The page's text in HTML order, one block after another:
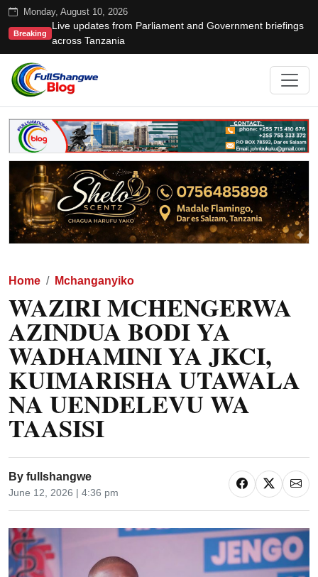
Monday, August 10, 2026
Breaking
Live updates from Parliament and Government briefings
across Tanzania
Home Mchanganyiko
WAZIRI MCHENGERWA
AZINDUA BODI YA
WADHAMINI YA JKCI,
KUIMARISHA UTAWALA
NA UENDELEVU WA
TAASISI
By fullshangwe
June 12, 2026 | 4:36 pm